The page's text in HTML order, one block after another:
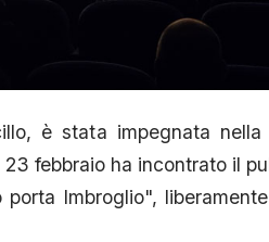
è stata impegnata nella
febbraio ha incontrato il
Imbroglio",